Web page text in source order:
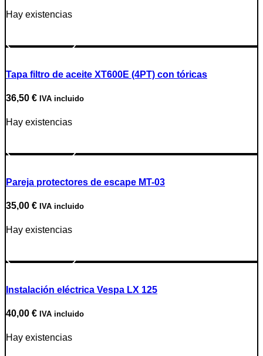
Hay existencias
Tapa filtro de aceite XT600E (4PT) con tóricas
36,50 € IVA incluido
Hay existencias
Pareja protectores de escape MT-03
35,00 € IVA incluido
Hay existencias
Instalación eléctrica Vespa LX 125
40,00 € IVA incluido
Hay existencias